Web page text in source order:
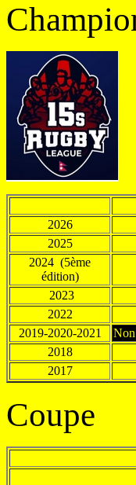
2026
2025
2024 (5ème
édition)
2023
2022
2019-2020-2021
2018
2017
Coupe